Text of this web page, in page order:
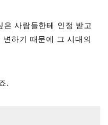
사람들한테 인정 받고
하기 때문에 그 시대의
.